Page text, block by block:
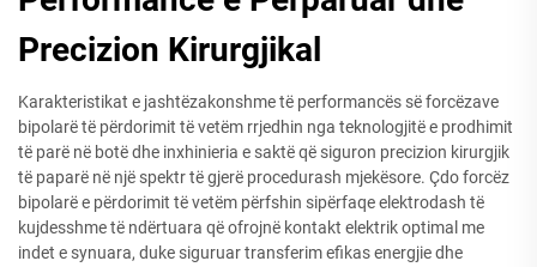
Precizion Kirurgjikal
Karakteristikat e jashtëzakonshme të performancës së forcëzave
bipolarë të përdorimit të vetëm rrjedhin nga teknologjitë e prodhimit
të parë në botë dhe inxhinieria e saktë që siguron precizion kirurgjik
të paparë në një spektr të gjerë procedurash mjekësore. Çdo forcëz
bipolarë e përdorimit të vetëm përfshin sipërfaqe elektrodash të
kujdesshme të ndërtuara që ofrojnë kontakt elektrik optimal me
indet e synuara, duke siguruar transferim efikas energjie dhe